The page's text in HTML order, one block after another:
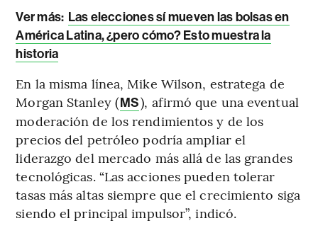
Ver más: Las elecciones sí mueven las bolsas en
América Latina, ¿pero cómo? Esto muestra la
historia
En la misma línea, Mike Wilson, estratega de
Morgan Stanley (MS), afirmó que una eventual
moderación de los rendimientos y de los
precios del petróleo podría ampliar el
liderazgo del mercado más allá de las grandes
tecnológicas. “Las acciones pueden tolerar
tasas más altas siempre que el crecimiento siga
siendo el principal impulsor”, indicó.